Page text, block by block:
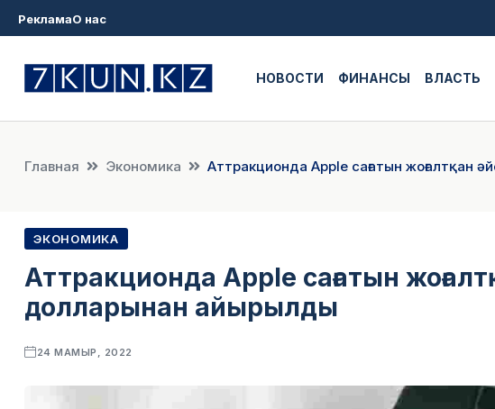
РекламаО нас
НОВОСТИ ФИНАНСЫ ВЛАСТЬ
Главная Экономика Аттракционда Apple сағатын жоғалтқан
ЭКОНОМИКА
Аттракционда Apple сағатын
долларынан айырылды
24 МАМЫР, 2022